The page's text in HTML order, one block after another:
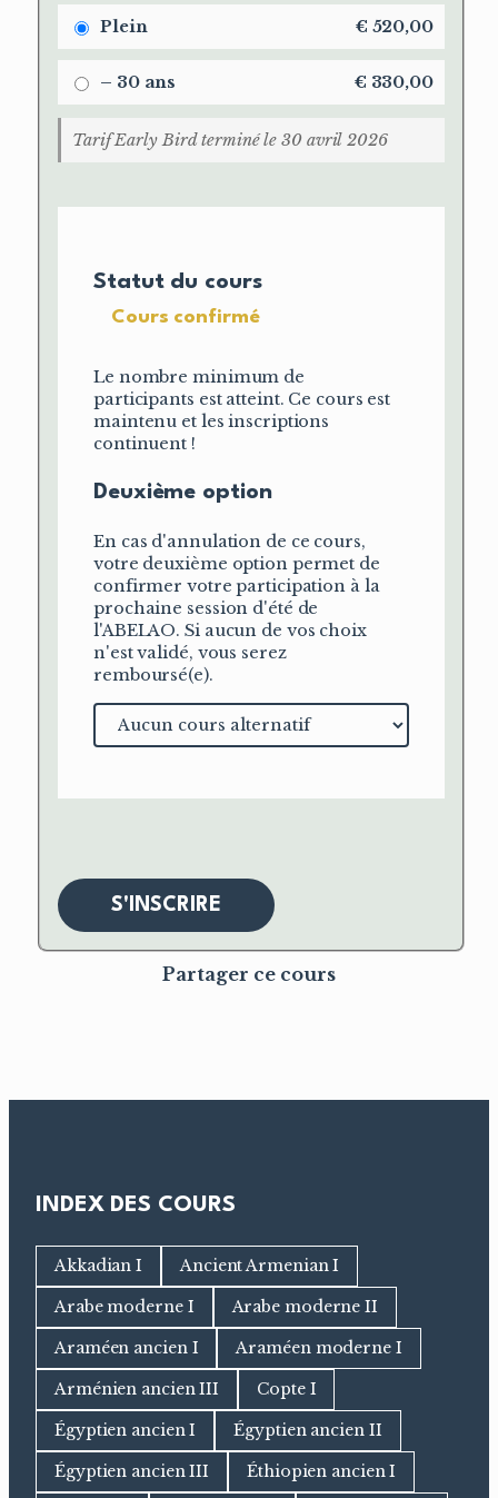
Plein € 520,00
– 30 ans € 330,00
Tarif Early Bird terminé le 30 avril 2026
Statut du cours
Cours confirmé
Le nombre minimum de
participants est atteint. Ce cours est
maintenu et les inscriptions
continuent !
Deuxième option
En cas d'annulation de ce cours,
votre deuxième option permet de
confirmer votre participation à la
prochaine session d'été de
l'ABELAO. Si aucun de vos choix
n'est validé, vous serez
remboursé(e).
Cours
alternatif
S'INSCRIRE
Partager ce cours
INDEX DES COURS
Akkadian I Ancient Armenian I
Arabe moderne I Arabe moderne II
Araméen ancien I Araméen moderne I
Arménien ancien III Copte I
Égyptien ancien I Égyptien ancien II
Égyptien ancien III Éthiopien ancien I